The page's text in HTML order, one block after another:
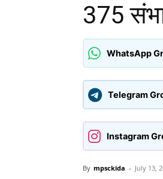
375
WhatsApp
Telegram
Instagram
By mpsckida - July 13,